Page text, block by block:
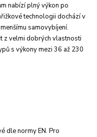
nabízí plný výkon po
technologii dochází v
samovybíjení.
z velmi dobrýchvlastnosti
s výkony mezi 36 až 230
dlenormy EN. Pro